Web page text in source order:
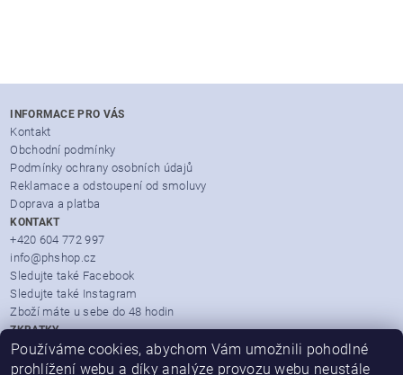
INFORMACE PRO VÁS
Kontakt
Obchodní podmínky
Podmínky ochrany osobních údajů
Reklamace a odstoupení od smoluvy
Doprava a platba
KONTAKT
+420 604 772 997
info@phshop.cz
Sledujte také Facebook
Sledujte také Instagram
Zboží máte u sebe do 48 hodin
ZKRATKY
Zboží dle značek
Partner Mall.cz
Používáme cookies, abychom Vám umožnili pohodlné
prohlížení webu a díky analýze provozu webu neustále